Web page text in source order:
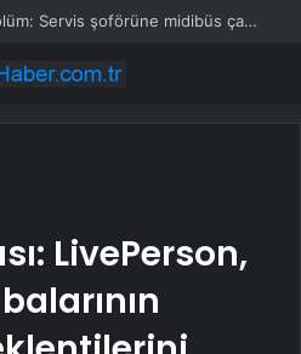
Emniyet şeridinde feci ölüm: Servis şoförüne midibüs çarptı
LivePerson,